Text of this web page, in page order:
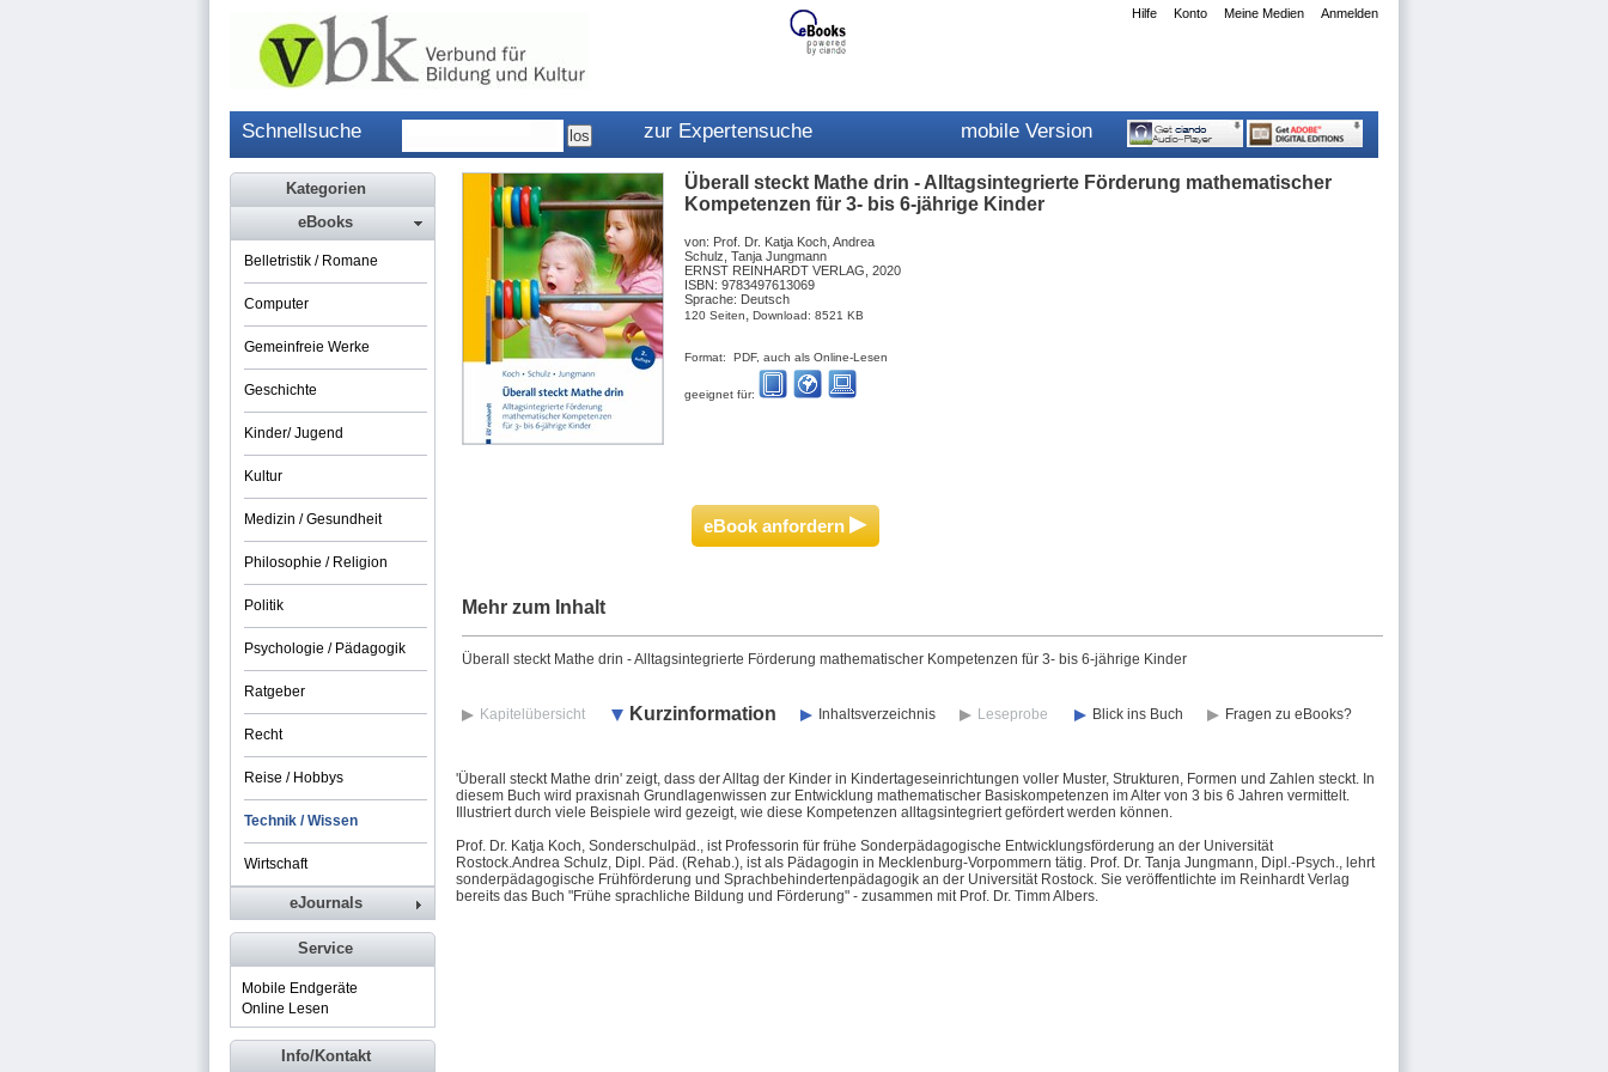
Anmelden
Meine Medien
Konto
Hilfe
Schnellsuche zur Expertensuche mobile Version
Überall steckt Mathe drin - Alltagsintegrierte Förderung mathematischer
Kompetenzen für 3- bis 6-jährige Kinder
von: Prof. Dr. Katja Koch, Andrea
Schulz, Tanja Jungmann
ERNST REINHARDT VERLAG, 2020
ISBN: 9783497613069
Sprache: Deutsch
120 Seiten, Download: 8521 KB
Format: PDF, auch als Online-Lesen
geeignet für:
eBook anfordern ▸
Mehr zum Inhalt
Überall steckt Mathe drin - Alltagsintegrierte Förderung mathematischer Kompetenzen für 3- bis 6-jährige Kinder
Kapitelübersicht Kurzinformation Inhaltsverzeichnis Leseprobe Blick ins Buch Fragen zu eBooks?
'Überall steckt Mathe drin' zeigt, dass der Alltag der Kinder in Kindertageseinrichtungen voller Muster, Strukturen, Formen und Zahlen steckt. In
diesem Buch wird praxisnah Grundlagenwissen zur Entwicklung mathematischer Basiskompetenzen im Alter von 3 bis 6 Jahren vermittelt.
Illustriert durch viele Beispiele wird gezeigt, wie diese Kompetenzen alltagsintegriert gefördert werden können.
Prof. Dr. Katja Koch, Sonderschulpäd., ist Professorin für frühe Sonderpädagogische Entwicklungsförderung an der Universität
Rostock.Andrea Schulz, Dipl. Päd. (Rehab.), ist als Pädagogin in Mecklenburg-Vorpommern tätig. Prof. Dr. Tanja Jungmann, Dipl.-Psych., lehrt
sonderpädagogische Frühförderung und Sprachbehindertenpädagogik an der Universität Rostock. Sie veröffentlichte im Reinhardt Verlag
bereits das Buch "Frühe sprachliche Bildung und Förderung" - zusammen mit Prof. Dr. Timm Albers.
Kategorien
eBooks
Belletristik / Romane
Computer
Gemeinfreie Werke
Geschichte
Kinder/ Jugend
Kultur
Medizin / Gesundheit
Philosophie / Religion
Politik
Psychologie / Pädagogik
Ratgeber
Recht
Reise / Hobbys
Technik / Wissen
Wirtschaft
eJournals
Service
Mobile Endgeräte
Online Lesen
Info/Kontakt